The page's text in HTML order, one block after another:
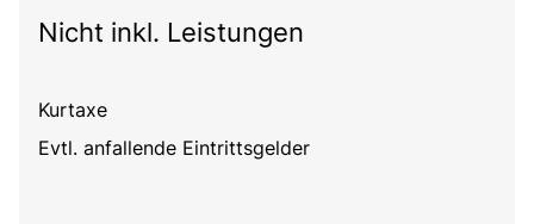
Nicht inkl. Leistungen
Kurtaxe
Evtl. anfallende Eintrittsgelder